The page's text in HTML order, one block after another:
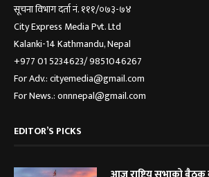
सूचना विभाग दर्ता नं. १११/०७३-७४
City Express Media Pvt. Ltd
Kalanki-14 Kathmandu, Nepal
+977 01 5234623/ 9851046267
For Adv.: cityemedia@gmail.com
For News.: onnnepal@gmail.com
EDITOR’S PICKS